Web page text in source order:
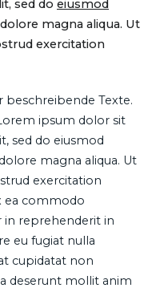
sed do eiusmod
magna aliqua. Ut
exercitation
beschreibende Texte.
ipsum dolor sit
sed do eiusmod
magna aliqua. Ut
exercitation
ea commodo
in reprehenderit in
eu fugiat nulla
cupidatat non
deserunt mollit anim